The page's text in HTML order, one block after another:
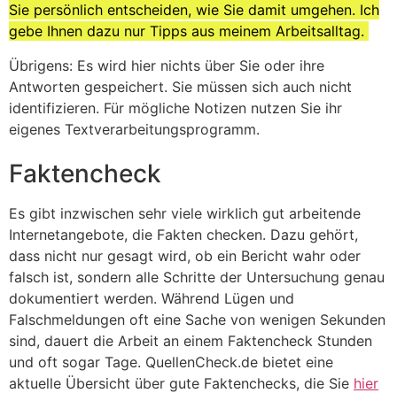
Sie persönlich entscheiden, wie Sie damit umgehen. Ich
gebe Ihnen dazu nur Tipps aus meinem Arbeitsalltag.
Übrigens: Es wird hier nichts über Sie oder ihre
Antworten gespeichert. Sie müssen sich auch nicht
identifizieren. Für mögliche Notizen nutzen Sie ihr
eigenes Textverarbeitungsprogramm.
Faktencheck
Es gibt inzwischen sehr viele wirklich gut arbeitende
Internetangebote, die Fakten checken. Dazu gehört,
dass nicht nur gesagt wird, ob ein Bericht wahr oder
falsch ist, sondern alle Schritte der Untersuchung genau
dokumentiert werden. Während Lügen und
Falschmeldungen oft eine Sache von wenigen Sekunden
sind, dauert die Arbeit an einem Faktencheck Stunden
und oft sogar Tage. QuellenCheck.de bietet eine
aktuelle Übersicht über gute Faktenchecks, die Sie hier